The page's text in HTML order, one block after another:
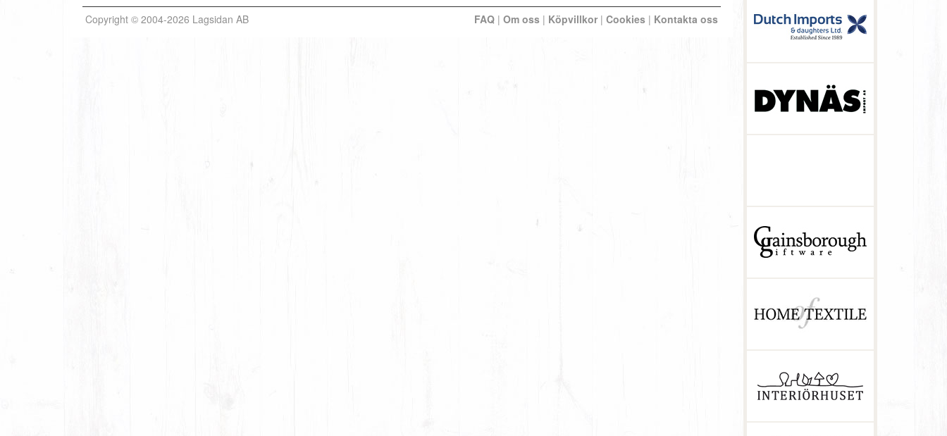
Copyright © 2004-2026 Lagsidan AB FAQ| Om oss| Köpvillkor| Cookies| Kontakta oss